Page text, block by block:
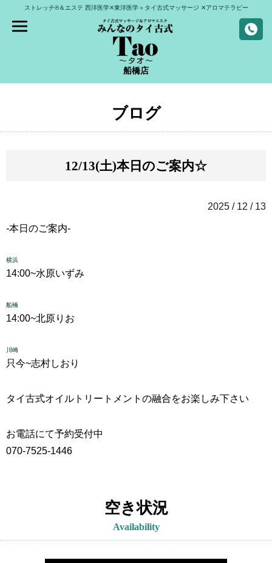
ストレッチ®＆エステ 西洋医学✕東洋医学＋タイ古式マッサージ ✕アロマテラピー
船橋店
ブログ
12/13(土)本日のご案内☆
2025 / 12 / 13
-本日のご案内-
横浜
14:00~水原いずみ
船橋
14:00~北原りお
川崎
只今~志村しおり
タイ古式オイルトリートメントの融合をお楽しみ下さい
お電話にて予約受付中
070-7525-1446
空き状況
Availability